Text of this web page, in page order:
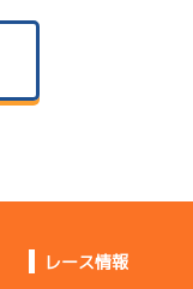
レース情報